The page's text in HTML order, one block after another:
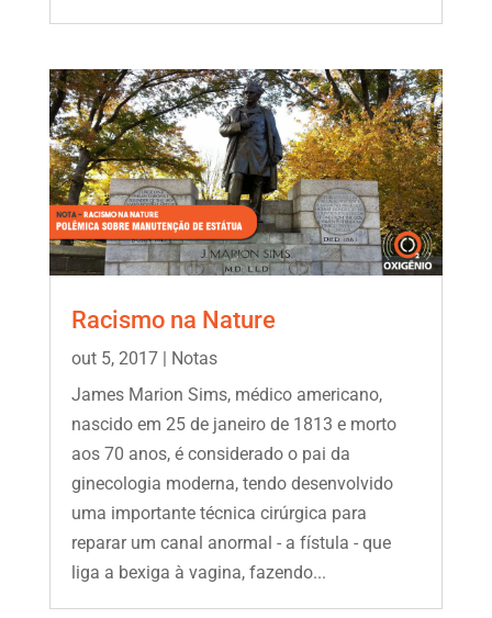
Racismo na Nature
out 5, 2017| Notas
James Marion Sims, médico americano,
nascido em 25 de janeiro de 1813 e morto
aos 70 anos, é considerado o pai da
ginecologia moderna, tendo desenvolvido
uma importante técnica cirúrgica para
reparar um canal anormal - a fístula - que
liga a bexiga à vagina, fazendo...